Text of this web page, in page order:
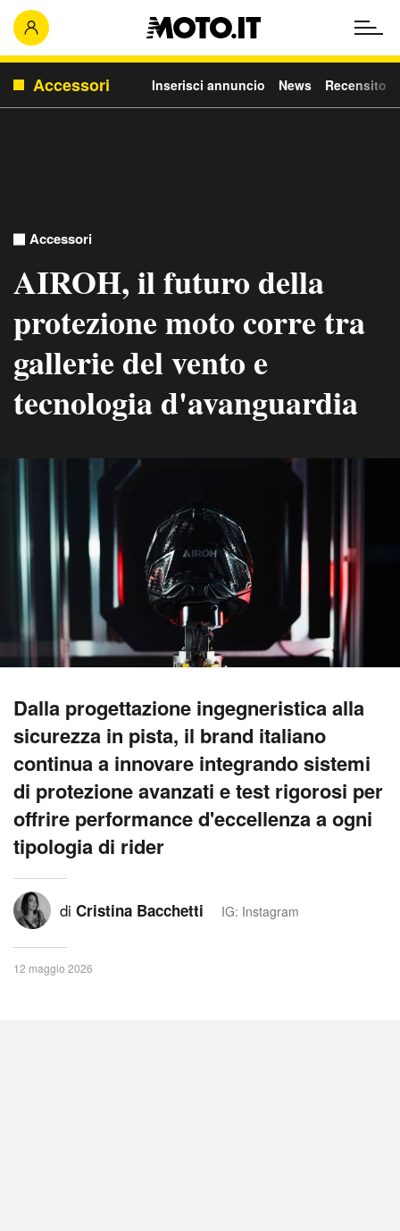
Accessori Inserisci annuncio News Recensito
Accessori
AIROH, il futuro della
protezione moto corre tra
gallerie del vento e
tecnologia d'avanguardia
Dalla progettazione ingegneristica alla
sicurezza in pista, il brand italiano
continua a innovare integrando sistemi
di protezione avanzati e test rigorosi per
offrire performance d'eccellenza a ogni
tipologia di rider
di Cristina Bacchetti IG: Instagram
12 maggio 2026